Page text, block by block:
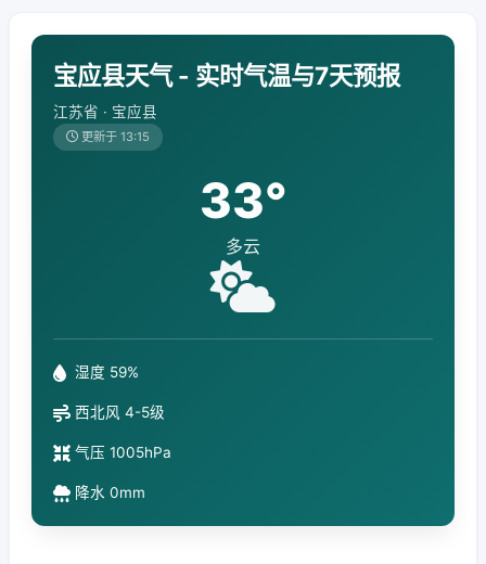
宝应县天气 - 实时气温与7天预报
江苏省 · 宝应县
更新于 13:15
33°
多云
湿度 59%
西北风 4-5级
气压 1005hPa
降水 0mm